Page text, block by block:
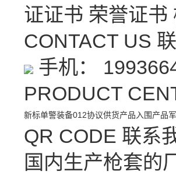
证证书 荣誉证书
CONTACT US
手机：
PRODUCT
新标单警装备012协议供货产品 入围产品
QR CODE 联系
国内生产枪套的